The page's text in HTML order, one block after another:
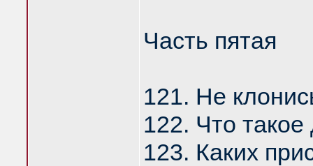
Часть пятая
121. Не
122. Что
123. Каких